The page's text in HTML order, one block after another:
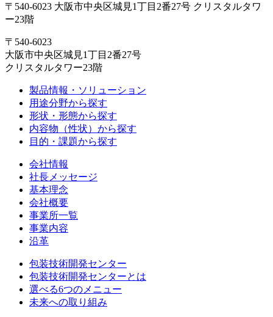
〒540-6023 大阪市中央区城見1丁目2番27号 クリスタルタワ
ー23階
〒540-6023
大阪市中央区城見1丁目2番27号
クリスタルタワー23階
製品情報・ソリューション
用途分野から探す
形状・形態から探す
内容物（性状）から探す
目的・課題から探す
会社情報
社長メッセージ
基本理念
会社概要
事業所一覧
事業内容
沿革
包装技術開発センター
包装技術開発センターとは
選べる6つのメニュー
未来への取り組み